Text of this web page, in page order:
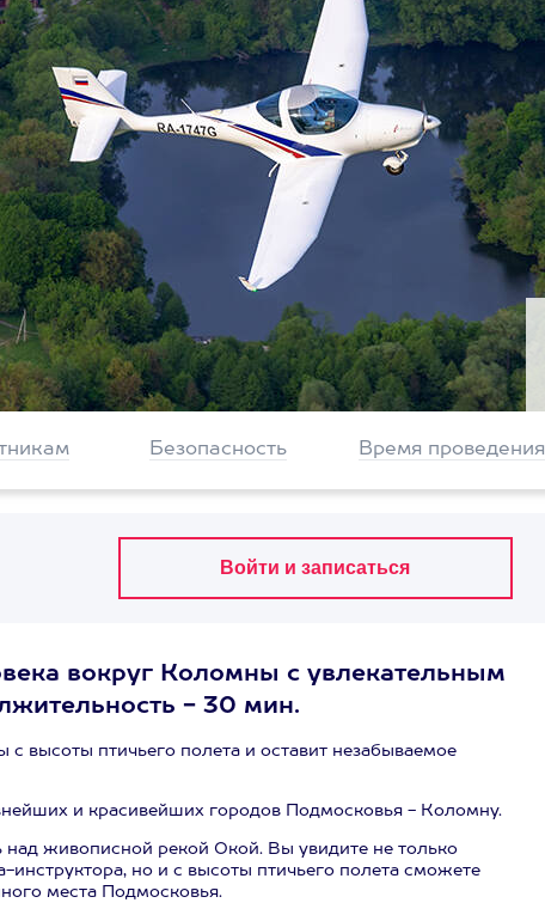
Безопасность Время проведения
вокруг Коломны с увлекательным
- 30 мин.
высоты птичьего полета и оставит незабываемое
и красивейших городов Подмосковья - Коломну.
живописной рекой Окой. Вы увидите не только
но и с высоты птичьего полета сможете
места Подмосковья.